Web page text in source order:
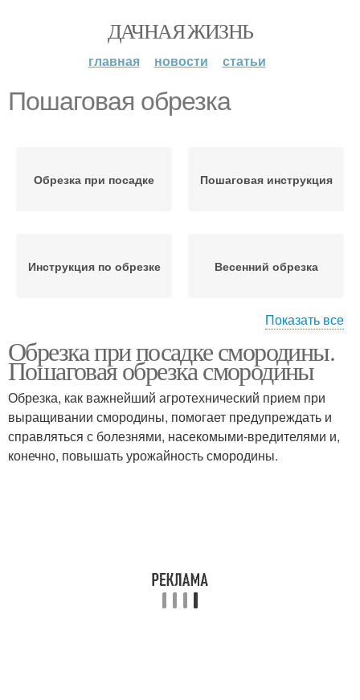
ДАЧНАЯ ЖИЗНЬ
главная новости статьи
Пошаговая обрезка
Обрезка при посадке Пошаговая инструкция
Инструкция по обрезке Весенний обрезка
Санитарная обрезка Время для обрезки
Показать все
Обрезка при посадке смородины.
Пошаговая обрезка смородины
Обрезка, как важнейший агротехнический прием при
выращивании смородины, помогает предупреждать и
справляться с болезнями, насекомыми-вредителями и,
конечно, повышать урожайность смородины.